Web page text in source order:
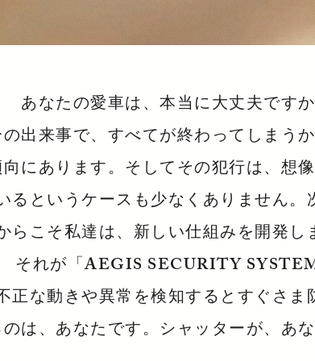
あなたの愛車は、本当に大丈夫です
出来事で、すべてが終わってしまうか
にあります。そしてその犯行は、想
というケースも少なくありません。
らこそ私達は、新しい仕組みを開発し
それが「AEGIS SECURITY
正な動きや異常を検知するとすぐさま
は、あなたです。シャッターが、あ